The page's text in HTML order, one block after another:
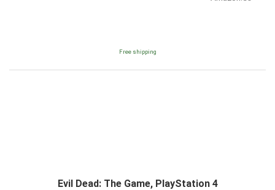
Free shipping
Evil Dead: The Game, PlayStation 4